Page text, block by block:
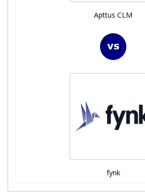
Apttus CLM
fynk